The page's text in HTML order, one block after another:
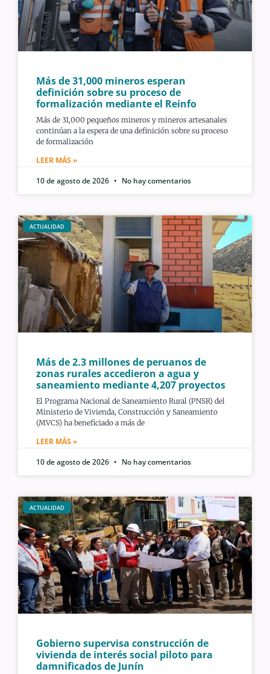
Más de 31,000 mineros esperan
definición sobre su proceso de
formalización mediante el Reinfo
Más de 31,000 pequeños mineros y mineros artesanales
continúan a la espera de una definición sobre su proceso
de formalización
LEER MÁS »
10 de agosto de 2026
No hay comentarios
ACTUALIDAD
Más de 2.3 millones de peruanos de
zonas rurales accedieron a agua y
saneamiento mediante 4,207 proyectos
El Programa Nacional de Saneamiento Rural (PNSR) del
Ministerio de Vivienda, Construcción y Saneamiento
(MVCS) ha beneficiado a más de
LEER MÁS »
10 de agosto de 2026
No hay comentarios
ACTUALIDAD
Gobierno supervisa construcción de
vivienda de interés social piloto para
damnificados de Junín